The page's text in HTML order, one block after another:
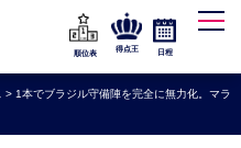
順位表
得点王 日程
> 1本でブラジル守備陣を完全に無力化。マラ